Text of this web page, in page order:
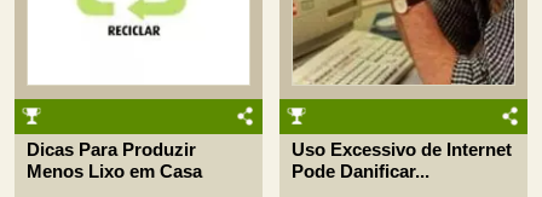
Dicas Para Produzir
Menos Lixo em Casa
Uso Excessivo de Internet
Pode Danificar...